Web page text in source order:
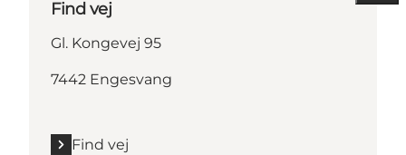
Find vej
Gl. Kongevej 95
7442 Engesvang
Find vej